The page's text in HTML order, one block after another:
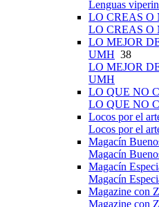
Lenguas
LO CREAS O
LO CREAS O
LO MEJOR
UMH 38
LO MEJOR
UMH
LO QUE NO
LO QUE NO
Locos por el
Locos por el
Magacín
Magacín
Magacín
Magacín
Magazine con Z
Magazine con Z